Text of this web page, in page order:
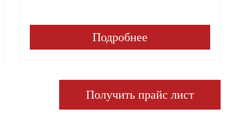
Подробнее
Получить прайс лист